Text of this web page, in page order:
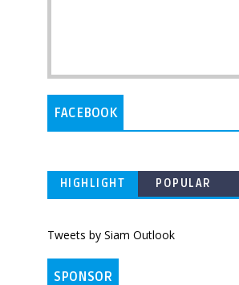
FACEBOOK
HIGHLIGHT POPULAR
Tweets by Siam Outlook
SPONSOR